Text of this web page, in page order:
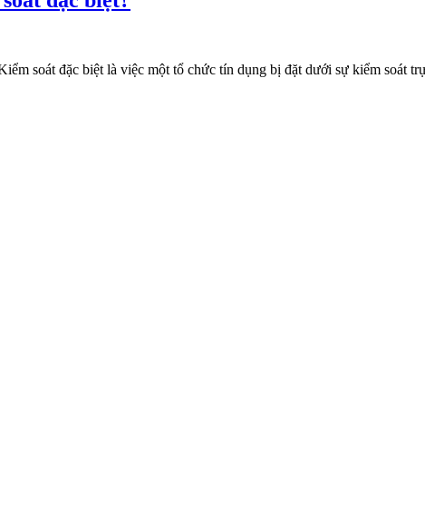
soát đặc biệt là việc một tổ chức tín dụng bị đặt dưới sự kiểm soát